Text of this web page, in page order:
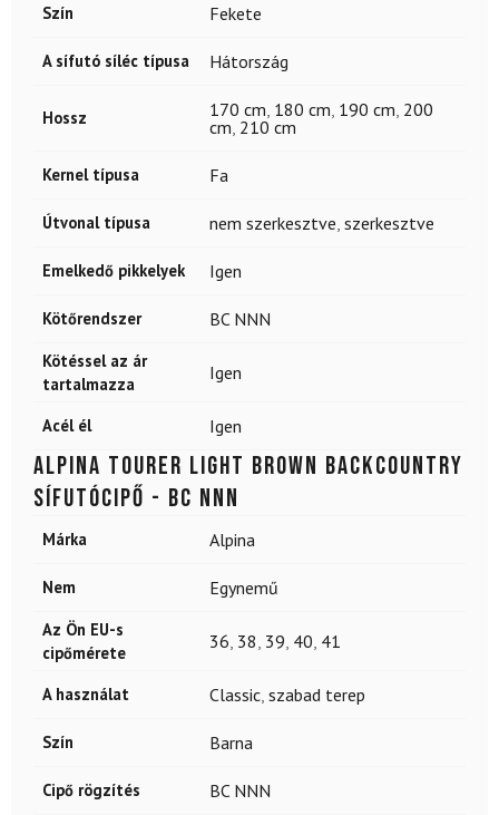
Szín Fekete
A sífutó síléc típusa Hátország
Hossz 170 cm 180 cm 190 cm 200
cm 210 cm
Kernel típusa Fa
Útvonal típusa nem szerkesztve szerkesztve
Emelkedő pikkelyek Igen
Kötőrendszer BC NNN
Kötéssel az ár
tartalmazza
Igen
Acél él Igen
ALPINA Tourer Light Brown backcountry
sífutócipő - BC NNN
Márka Alpina
Nem Egynemű
Az Ön EU-s
cipőmérete
36 38 39 40 41
A használat Classic szabad terep
Szín Barna
Cipő rögzítés BC NNN